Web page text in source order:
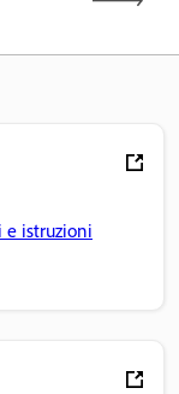
istruzioni